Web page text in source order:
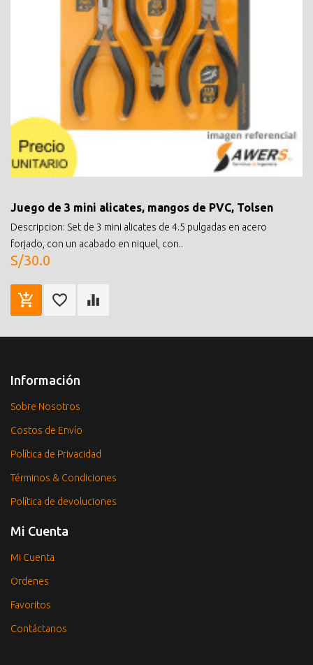
Juego de 3 mini alicates, mangos de PVC, Tolsen
Descripcion: Set de 3 mini alicates de 4.5 pulgadas en acero
forjado, con un acabado en niquel, con..
S/30.0
Información
Sobre Nosotros
Costos de Envío
Política de Privacidad
Términos & Condiciones
Política de devoluciones
Mi Cuenta
Mi Cuenta
Ordenes
Favoritos
Contáctanos